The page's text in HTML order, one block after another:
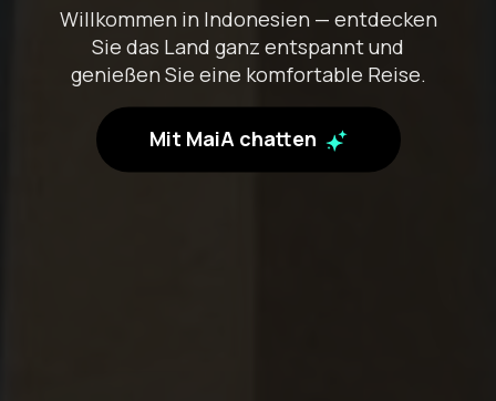
Willkommen in Indonesien — entdecken
Sie das Land ganz entspannt und
genießen Sie eine komfortable Reise.
Mit MaiA chatten